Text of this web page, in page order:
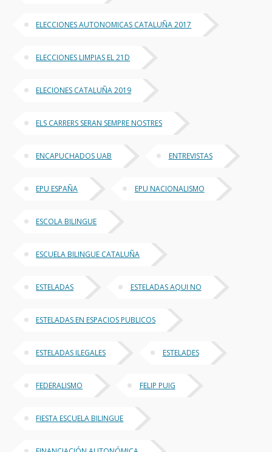
ELECCIONES AUTONOMICAS CATALUÑA 2017
ELECCIONES LIMPIAS EL 21D
ELECIONES CATALUÑA 2019
ELS CARRERS SERAN SEMPRE NOSTRES
ENCAPUCHADOS UAB ENTREVISTAS
EPU ESPAÑA EPU NACIONALISMO
ESCOLA BILINGUE
ESCUELA BILINGUE CATALUÑA
ESTELADAS ESTELADAS AQUI NO
ESTELADAS EN ESPACIOS PUBLICOS
ESTELADAS ILEGALES ESTELADES
FEDERALISMO FELIP PUIG
FIESTA ESCUELA BILINGUE